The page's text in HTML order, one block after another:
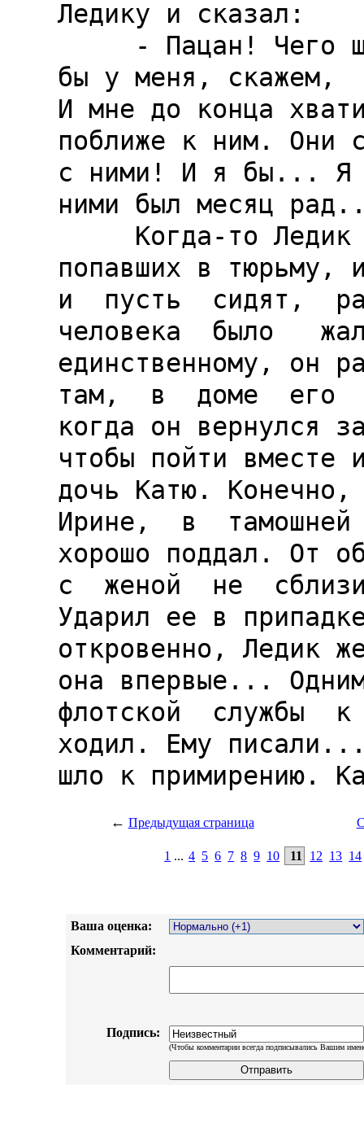
← Предыдущая страница
1 ... 4 5 6 7 8 9 10 11 12 13 14
Ваша оценка:
Комментарий:
Подпись:
(Чтобы комментарии всегда подписывались Вашим